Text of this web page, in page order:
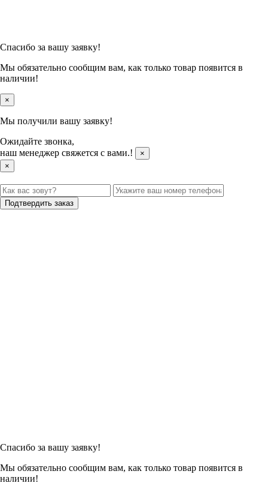
Спасибо за вашу заявку!
Мы обязательно сообщим вам, как только товар появится в
наличии!
×
Мы получили вашу заявку!
Ожидайте звонка,
наш менеджер свяжется с вами.!
×
×
Подтвердить заказ
Спасибо за вашу заявку!
Мы обязательно сообщим вам, как только товар появится в
наличии!